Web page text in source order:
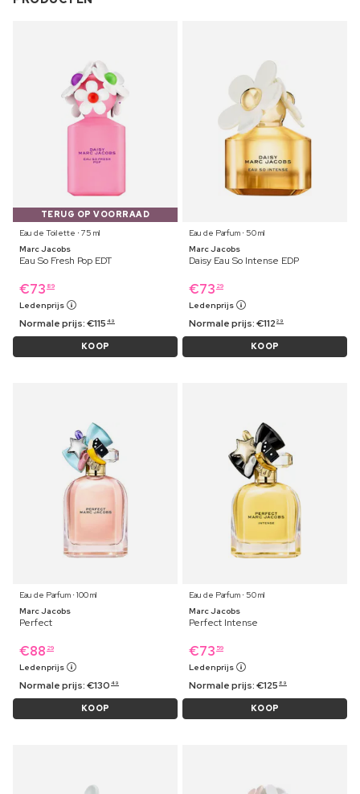
TERUG OP VOORRAAD
Eau de Toilette ⋅ 75 ml
Marc Jacobs
Eau So Fresh Pop EDT
€73 89
Ledenprijs
Normale prijs:€115 49
KOOP
Eau de Parfum ⋅ 50 ml
Marc Jacobs
Daisy Eau So Intense EDP
€73 29
Ledenprijs
Normale prijs:€112 29
KOOP
Eau de Parfum ⋅ 100 ml
Marc Jacobs
Perfect
€88 29
Ledenprijs
Normale prijs:€130 49
KOOP
Eau de Parfum ⋅ 50 ml
Marc Jacobs
Perfect Intense
€73 59
Ledenprijs
Normale prijs:€125 89
KOOP